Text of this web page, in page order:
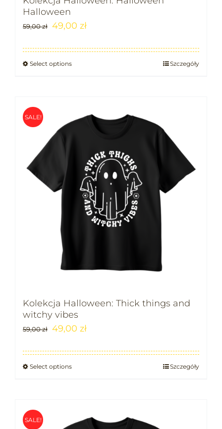
Halloween
59,00zł 49,00 zł
Select options Szczegóły
SALE!
Kolekcja Halloween: Thick things and
witchy vibes
59,00zł 49,00 zł
Select options Szczegóły
SALE!